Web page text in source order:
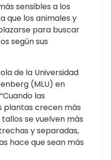
sensibles a los
que los animales y
para buscar
según sus
de la Universidad
(MLU) en
las
plantas crecen más
se vuelven más
y separadas,
hace que sean más